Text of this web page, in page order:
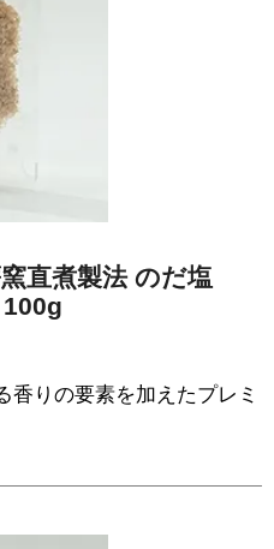
直煮製法 のだ塩
香りの要素を加えたプレミ